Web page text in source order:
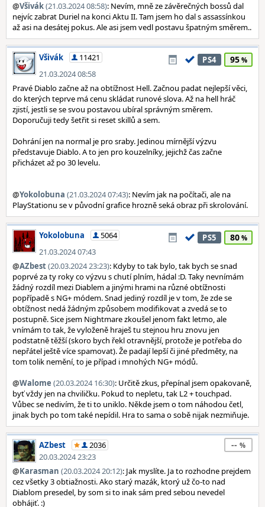
@Všivák(21.03.2024 08:58): Nevím, mně ze závěrečných bossů dal
nejvíc zabrat Duriel na konci Aktu II. Tam jsem ho dal s assassínkou
až asi na desátej pokus. Ale asi jsem vedl postavu špatným směrem..
Všivák
11421
21.03.2024 08:58
PS4 95
Pravé Diablo začne až na obtížnost Hell. Začnou padat nejlepší věci,
do kterých teprve má cenu skládat runové slova. Až na hell hráč
zjistí, jestli se se svou postavou ubíral správným směrem.
Doporučuji tedy šetřit si reset skillů a sem.
Dohrání jen na normal je pro sraby. Jedinou mírnější výzvu
představuje Diablo. A to jen pro kouzelníky, jejichž čas začne
přicházet až po 30 levelu.
@Yokolobuna (21.03.2024 07:43): Nevím jak na počítači, ale na
PlayStationu se v původní grafice hrozně seká obraz při skrolování.
Yokolobuna
5064
21.03.2024 07:43
PS5 80
@AZbest(20.03.2024 23:23): Kdyby to tak bylo, tak bych se snad
poprvé za ty roky co výzvu s chutí plním, hádal :D. Taky nevnímám
žádný rozdíl mezi Diablem a jinými hrami na různé obtížnosti
popřípadě s NG+ módem. Snad jediný rozdíl je v tom, že zde se
obtížnost nedá žádným způsobem modifikovat a zvedá se to
postupně. Sice jsem Nightmare zkoušel jenom fakt letmo, ale
vnímám to tak, že vyloženě hraješ tu stejnou hru znovu jen
podstatně těžší (skoro bych řekl otravnější, protože je potřeba do
nepřátel ještě více spamovat). Že padají lepší či jiné předměty, na
tom tolik nemění, to je případ i mnohých NG+ módů.
@Walome (20.03.2024 16:30): Určitě zkus, přepínal jsem opakovaně,
byť vždy jen na chviličku. Pokud to nepletu, tak L2 + touchpad.
Vůbec se nedivím, že ti to uniklo. Někde jsem o tom náhodou četl,
jinak bych po tom také nepídil. Hra to sama o sobě nijak nezmiňuje.
AZbest
2036
20.03.2024 23:23
--
@Karasman (20.03.2024 20:12): Jak myslíte. Ja to rozhodne prejdem
cez všetky 3 obtiažnosti. Ako starý mazák, ktorý už čo-to nad
Diablom presedel, by som si to inak sám pred sebou nevedel
obhájiť. :)